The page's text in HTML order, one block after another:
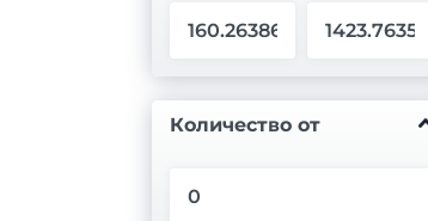
Количество от